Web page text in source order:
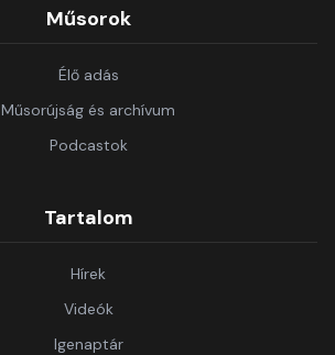
Műsorok
Élő adás
Műsorújság és archívum
Podcastok
Tartalom
Hírek
Videók
Igenaptár